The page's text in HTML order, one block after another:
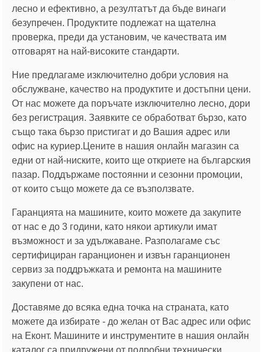
лесно и ефективно, а резултатът да бъде винаги
безупречен. Продуктите подлежат на щателна
проверка, преди да установим, че качествата им
отговарят на най-високите стандарти.
Ние предлагаме изключително добри условия на
обслужване, качество на продуктите и достъпни цени.
От нас можете да поръчате изключително лесно, дори
без регистрация. Заявките се обработват бързо, като
също така бързо пристигат и до Вашия адрес или
офис на куриер.Цените в нашия онлайн магазин са
едни от най-ниските, които ще откриете на българския
пазар. Поддържаме постоянни и сезонни промоции,
от които също можете да се възползвате.
Гаранцията на машините, които можете да закупите
от нас е до 3 години, като някои артикули имат
възможност и за удължаване. Разполагаме със
сертифициран гаранционен и извън гаранционен
сервиз за поддръжката и ремонта на машините
закупени от нас.
Доставяме до всяка една точка на страната, като
можете да избирате - до желан от Вас адрес или офис
на Еконт. Машините и инструментите в нашия онлайн
каталог са придружени от подробни технически